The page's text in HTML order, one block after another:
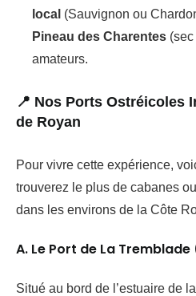
local (Sauvignon ou
Pineau des Charentes
amateurs.
📍 Nos Ports Ostréicoles
de Royan
Pour vivre cette expérience,
trouverez le plus de cabanes
dans les environs de la Côte
A. Le Port de La
Situé au bord de l’estuaire de la